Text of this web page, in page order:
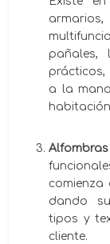
pañales,
prácticos,
a la
dando
tipos y
cliente.